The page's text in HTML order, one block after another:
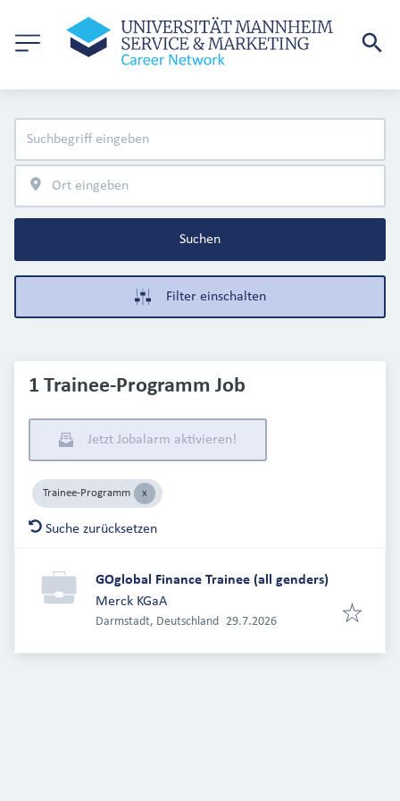
Suchen
Filter einschalten
1 Trainee-Programm Job
Jetzt Jobalarm aktivieren!
Trainee-Programm
Suche zurücksetzen
GOglobal Finance Trainee (all genders)
Merck KGaA
Darmstadt, Deutschland Veröffentlicht
29.7.2026